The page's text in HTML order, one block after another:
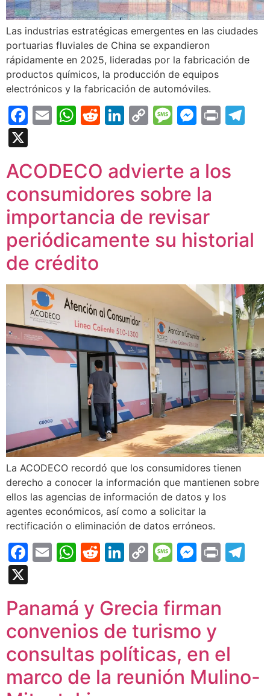
Las industrias estratégicas emergentes en las ciudades
portuarias fluviales de China se expandieron
rápidamente en 2025, lideradas por la fabricación de
productos químicos, la producción de equipos
electrónicos y la fabricación de automóviles.
Facebook
EmailWhatsApp
Reddit
LinkedIn
CopyMessage
Print
ACODECO advierte a los
consumidores sobre la
importancia de revisar
periódicamente su historial
de crédito
La ACODECO recordó que los consumidores tienen
derecho a conocer la información que mantienen sobre
ellos las agencias de información de datos y los
agentes económicos, así como a solicitar la
rectificación o eliminación de datos erróneos.
Facebook
EmailWhatsApp
Reddit
LinkedIn
CopyMessage
Print
Panamá y Grecia firman
convenios de turismo y
consultas políticas, en el
marco de la reunión Mulino-